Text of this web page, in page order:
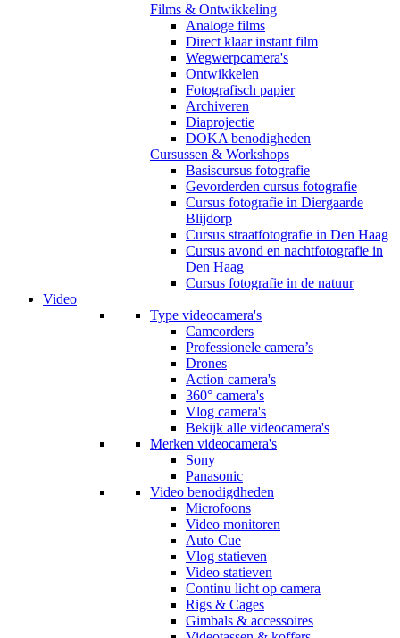
Films & Ontwikkeling
Analoge films
Direct klaar instant film
Wegwerpcamera's
Ontwikkelen
Fotografisch papier
Archiveren
Diaprojectie
DOKA benodigheden
Cursussen & Workshops
Basiscursus fotografie
Gevorderden cursus fotografie
Cursus fotografie in Diergaarde
Blijdorp
Cursus straatfotografie in Den Haag
Cursus avond en nachtfotografie in
Den Haag
Cursus fotografie in de natuur
Video
Type videocamera's
Camcorders
Professionele camera’s
Drones
Action camera's
360° camera's
Vlog camera's
Bekijk alle videocamera's
Merken videocamera's
Sony
Panasonic
Video benodigdheden
Microfoons
Video monitoren
Auto Cue
Vlog statieven
Video statieven
Continu licht op camera
Rigs & Cages
Gimbals & accessoires